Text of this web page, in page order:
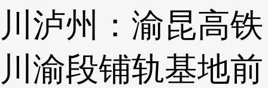
川泸州：渝昆高铁
川渝段铺轨基地前